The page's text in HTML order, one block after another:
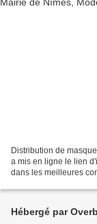
Distribution de
a mis en ligne le lien
dans les meilleures
Hébergé par